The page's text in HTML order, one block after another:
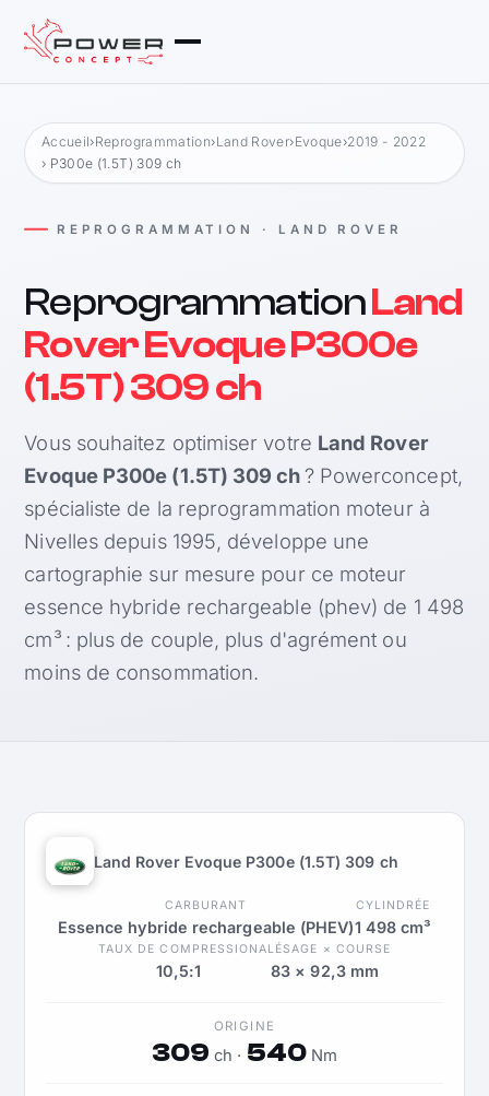
Accueil›Reprogrammation›Land Rover›Evoque›2019 - 2022
› P300e (1.5T) 309 ch
REPROGRAMMATION · LAND ROVER
ReprogrammationLand
Rover Evoque P300e
(1.5T) 309 ch
Vous souhaitez optimiser votre Land Rover
Evoque P300e (1.5T) 309 ch ? Powerconcept,
spécialiste de la reprogrammation moteur à
Nivelles depuis 1995, développe une
cartographie sur mesure pour ce moteur
essence hybride rechargeable (phev) de 1 498
cm³ : plus de couple, plus d'agrément ou
moins de consommation.
Land Rover Evoque P300e (1.5T) 309 ch
CARBURANT
Essence hybride rechargeable (PHEV)
CYLINDRÉE
1 498 cm³
TAUX DE COMPRESSION
10,5:1
ALÉSAGE × COURSE
83 × 92,3 mm
ORIGINE
309 ch · 540Nm